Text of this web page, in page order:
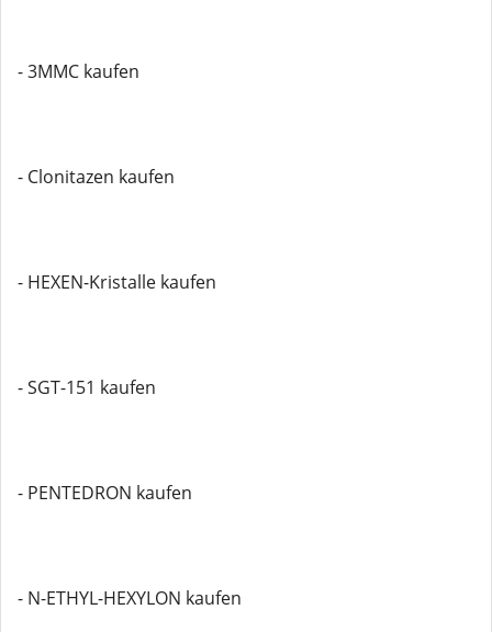
- 3MMC kaufen
- Clonitazen kaufen
- HEXEN-Kristalle kaufen
- SGT-151 kaufen
- PENTEDRON kaufen
- N-ETHYL-HEXYLON kaufen